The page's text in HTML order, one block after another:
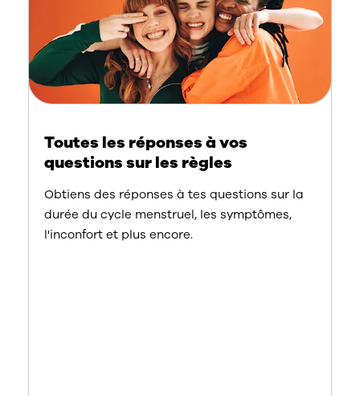
Toutes les réponses à vos
questions sur les règles
Obtiens des réponses à tes questions sur la
durée du cycle menstruel, les symptômes,
l'inconfort et plus encore.